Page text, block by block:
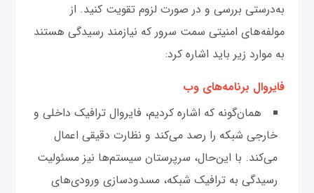
به‌درستی بررسی و در صورت لزوم تقویت کنید. از
مولفه‌های امنیتی سمت سرور که نیازمند رسیدگی هستند
به موارد زیر باید اشاره کرد:
فایروال برنامه‌های وب
همان‌گونه که اشاره کردیم، فایروال ترافیک داخلی و
خارجی شبکه را رصد می‌کند و نظارت دقیقی اعمال
می‌کند. با این‌حال، سرپرستان سیستم‌ها نیز مسئولیت
رسیدگی به ترافیک شبکه، مسدود‌سازی ورودی‌های